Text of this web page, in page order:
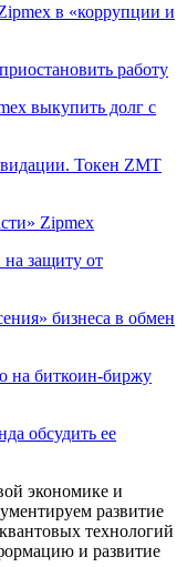
в «коррупции и
работу
выкупить долг с
Токен ZMT
Zipmex
защиту от
бизнеса в обмен
на биткоин-биржу
обсудить ее
экономике и
развитие
технологий
и развитие